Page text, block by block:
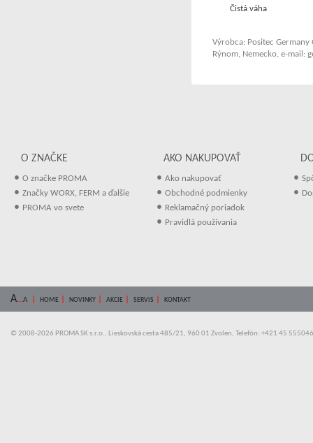
Čistá váha
Výrobca: Positec Germany
Rýnom, Nemecko, e-mail:
O ZNAČKE
• O značke PROMA
• Značky WORX, FERM a ďalšie
• PROMA vo svete
AKO NAKUPOVAŤ
• Ako nakupovať
• Obchodné podmienky
• Reklamačný poriadok
• Pravidlá používania
•
•
A...A HOME NOVINKY AKCIE SERVIS KONTAKT
© 2008-2026 PROMA SK s.r.o., Lieskovská cesta 485/21, 960 01 Zvolen, Telefón: +421 45